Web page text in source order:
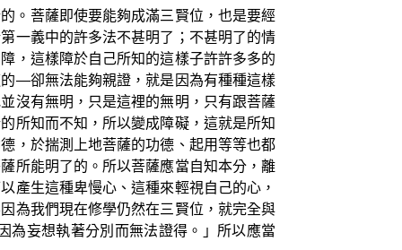
。菩薩即使要能夠成滿三賢位，也是要經
一義中的許多法不甚明了；不甚明了的情
，這樣障於自己所知的這樣子許許多多的
—卻無法能夠親證，就是因為有種種這樣
沒有無明，只是這裡的無明，只有跟菩薩
所知而不知，所以變成障礙，這就是所知
，於揣測上地菩薩的功德、起用等等也都
所能明了的。所以菩薩應當自知本分，離
產生這種卑慢心、這種來輕視自己的心，
為我們現在修學仍然在三賢位，就完全與
為妄想執著分別而無法證得。」所以應當